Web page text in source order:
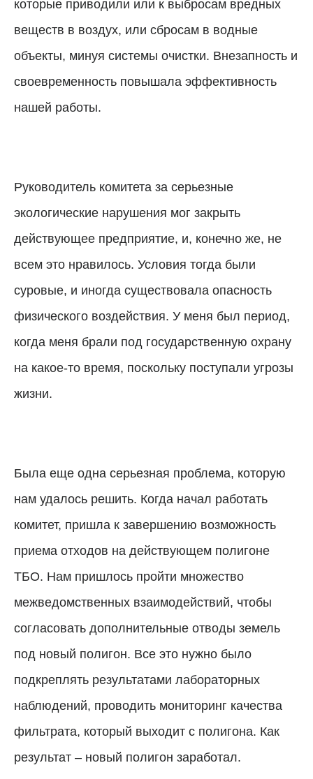
которые приводили или к выбросам вредных
веществ в воздух, или сбросам в водные
объекты, минуя системы очистки. Внезапность и
своевременность повышала эффективность
нашей работы.
Руководитель комитета за серьезные
экологические нарушения мог закрыть
действующее предприятие, и, конечно же, не
всем это нравилось. Условия тогда были
суровые, и иногда существовала опасность
физического воздействия. У меня был период,
когда меня брали под государственную охрану
на какое-то время, поскольку поступали угрозы
жизни.
Была еще одна серьезная проблема, которую
нам удалось решить. Когда начал работать
комитет, пришла к завершению возможность
приема отходов на действующем полигоне
ТБО. Нам пришлось пройти множество
межведомственных взаимодействий, чтобы
согласовать дополнительные отводы земель
под новый полигон. Все это нужно было
подкреплять результатами лабораторных
наблюдений, проводить мониторинг качества
фильтрата, который выходит с полигона. Как
результат – новый полигон заработал.